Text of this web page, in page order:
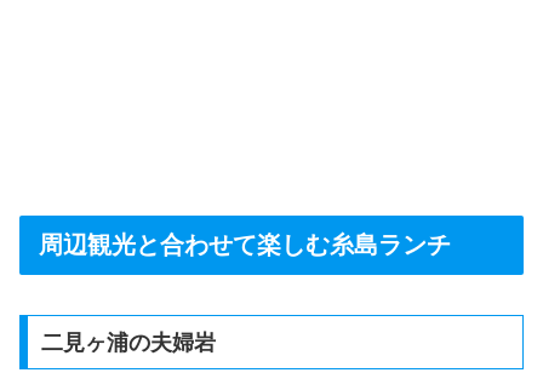
周辺観光と合わせて楽しむ糸島ランチ
二見ヶ浦の夫婦岩